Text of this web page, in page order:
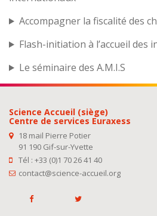
Accompagner la fiscalité des
Flash-initiation à l’accueil des
Le séminaire des A.M.I.S
Science Accueil (siège)
Centre de services Euraxess
18 mail Pierre Potier
91 190 Gif-sur-Yvette
Tél : +33 (0)1 70 26 41 40
contact@science-accueil.org